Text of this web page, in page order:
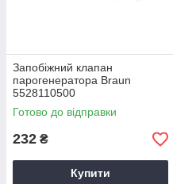
Запобіжний клапан
парогенератора Braun
5528110500
Готово до відправки
232 ₴
Купити